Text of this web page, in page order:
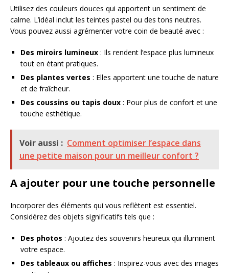
Utilisez des couleurs douces qui apportent un sentiment de
calme. L’idéal inclut les teintes pastel ou des tons neutres.
Vous pouvez aussi agrémenter votre coin de beauté avec :
Des miroirs lumineux : Ils rendent l’espace plus lumineux
tout en étant pratiques.
Des plantes vertes : Elles apportent une touche de nature
et de fraîcheur.
Des coussins ou tapis doux : Pour plus de confort et une
touche esthétique.
Voir aussi : Comment optimiser l’espace dans
une petite maison pour un meilleur confort ?
A ajouter pour une touche personnelle
Incorporer des éléments qui vous reflètent est essentiel.
Considérez des objets significatifs tels que :
Des photos : Ajoutez des souvenirs heureux qui illuminent
votre espace.
Des tableaux ou affiches : Inspirez-vous avec des images